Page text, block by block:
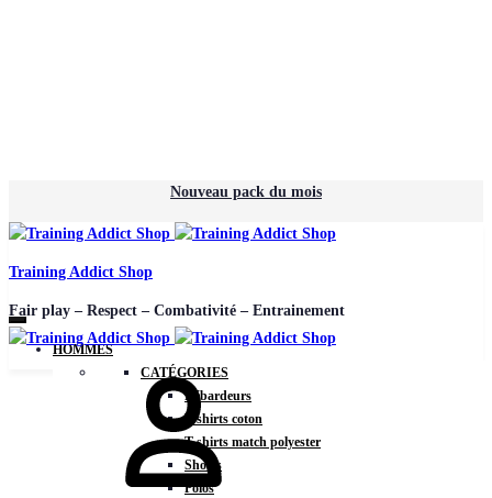
Nouveau pack du mois
Training Addict Shop
Fair play – Respect – Combativité – Entrainement
HOMMES
CATÉGORIES
Débardeurs
T-shirts coton
T-shirts match polyester
Shorts
Polos